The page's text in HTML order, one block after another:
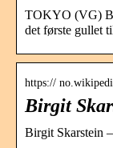
TOKYO (VG)
det første gullet
https://
Birgit
Birgit Skarstein